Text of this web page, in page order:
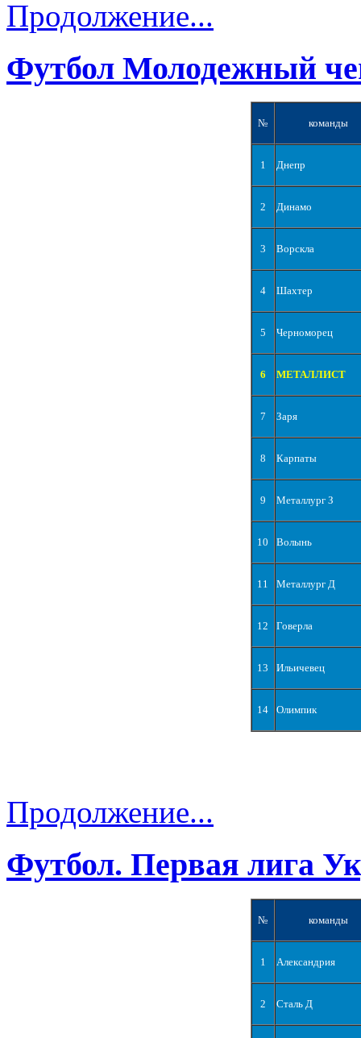
Продолжение...
Футбол Молодежный
№ команды
1 Днепр
2 Динамо
3 Ворскла
4 Шахтер
5 Черноморец
6 МЕТАЛЛИСТ
7 Заря
8 Карпаты
9 Металлург З
10 Волынь
11 Металлург Д
12 Говерла
13 Ильичевец
14 Олимпик
Продолжение...
Футбол. Первая лига
№ команды
1 Александрия
2 Сталь Д